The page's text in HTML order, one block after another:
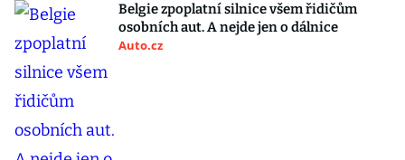
Belgie zpoplatní silnice všem řidičům
osobních aut. A nejde jen o dálnice
Auto.cz